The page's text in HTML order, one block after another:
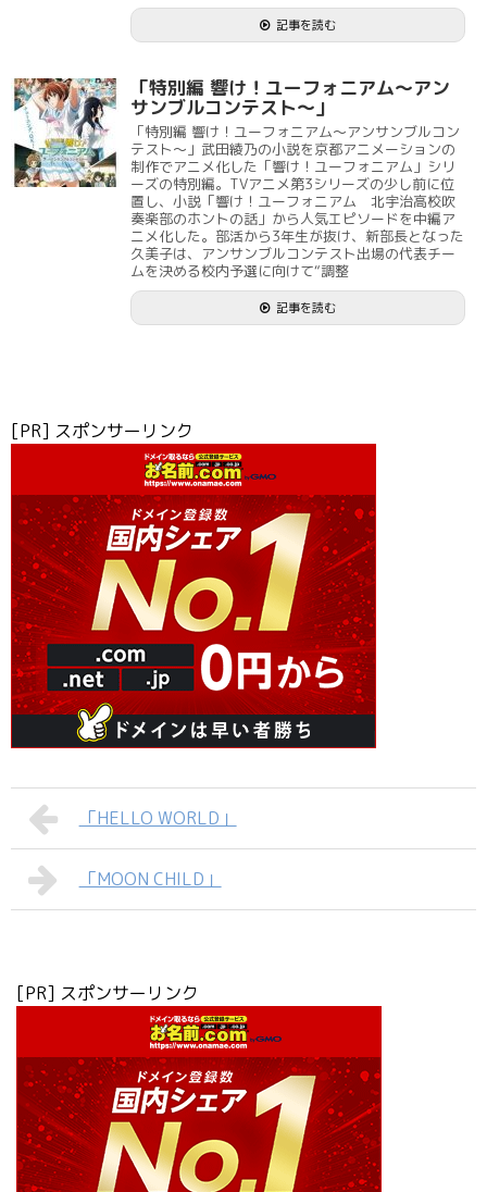
記事を読む
「特別編 響け！ユーフォニアム～アン
サンブルコンテスト～」
「特別編 響け！ユーフォニアム～アンサンブルコン
テスト～」武田綾乃の小説を京都アニメーションの
制作でアニメ化した「響け！ユーフォニアム」シリ
ーズの特別編。TVアニメ第3シリーズの少し前に位
置し、小説「響け！ユーフォニアム 北宇治高校吹
奏楽部のホントの話」から人気エピソードを中編ア
ニメ化した。部活から3年生が抜け、新部長となった
久美子は、アンサンブルコンテスト出場の代表チー
ムを決める校内予選に向けて“調整
記事を読む
[PR] スポンサーリンク
「HELLO WORLD」
「MOON CHILD」
[PR] スポンサーリンク